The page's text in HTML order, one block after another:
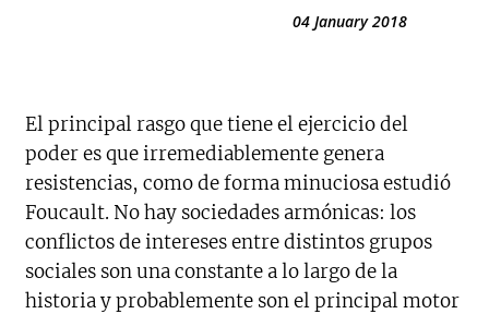
04 January 2018
El principal rasgo que tiene el ejercicio del
poder es que irremediablemente genera
resistencias, como de forma minuciosa estudió
Foucault. No hay sociedades armónicas: los
conflictos de intereses entre distintos grupos
sociales son una constante a lo largo de la
historia y probablemente son el principal motor